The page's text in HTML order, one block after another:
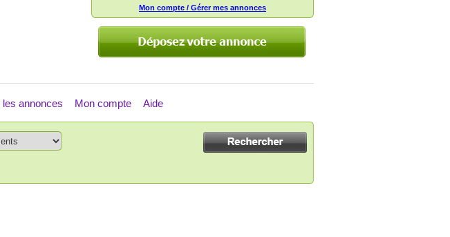
Mon compte / Gérer mes annonces
les annonces Mon compte Aide